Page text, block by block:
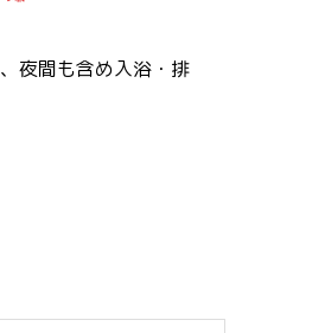
夜間も含め入浴・排